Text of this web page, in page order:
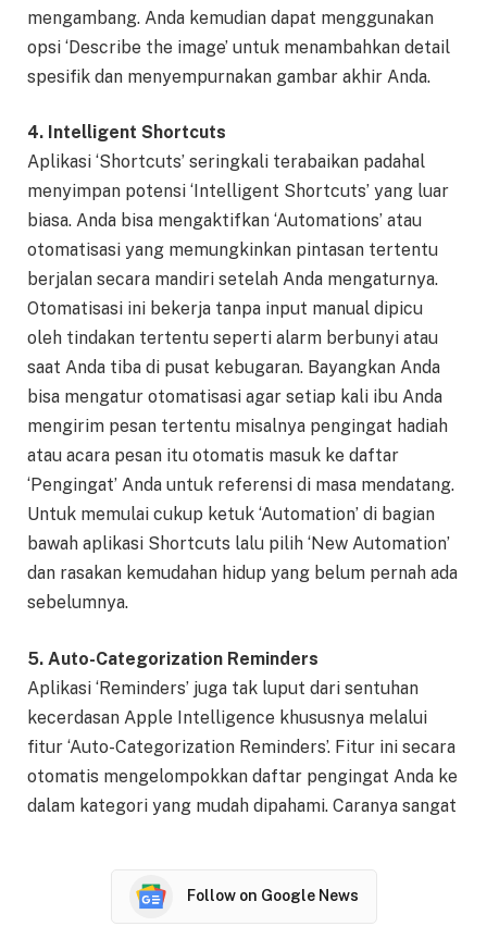
mengambang. Anda kemudian dapat menggunakan
opsi ‘Describe the image’ untuk menambahkan detail
spesifik dan menyempurnakan gambar akhir Anda.
4. Intelligent Shortcuts
Aplikasi ‘Shortcuts’ seringkali terabaikan padahal
menyimpan potensi ‘Intelligent Shortcuts’ yang luar
biasa. Anda bisa mengaktifkan ‘Automations’ atau
otomatisasi yang memungkinkan pintasan tertentu
berjalan secara mandiri setelah Anda mengaturnya.
Otomatisasi ini bekerja tanpa input manual dipicu
oleh tindakan tertentu seperti alarm berbunyi atau
saat Anda tiba di pusat kebugaran. Bayangkan Anda
bisa mengatur otomatisasi agar setiap kali ibu Anda
mengirim pesan tertentu misalnya pengingat hadiah
atau acara pesan itu otomatis masuk ke daftar
‘Pengingat’ Anda untuk referensi di masa mendatang.
Untuk memulai cukup ketuk ‘Automation’ di bagian
bawah aplikasi Shortcuts lalu pilih ‘New Automation’
dan rasakan kemudahan hidup yang belum pernah ada
sebelumnya.
5. Auto-Categorization Reminders
Aplikasi ‘Reminders’ juga tak luput dari sentuhan
kecerdasan Apple Intelligence khususnya melalui
fitur ‘Auto-Categorization Reminders’. Fitur ini secara
otomatis mengelompokkan daftar pengingat Anda ke
dalam kategori yang mudah dipahami. Caranya sangat
Follow on Google News